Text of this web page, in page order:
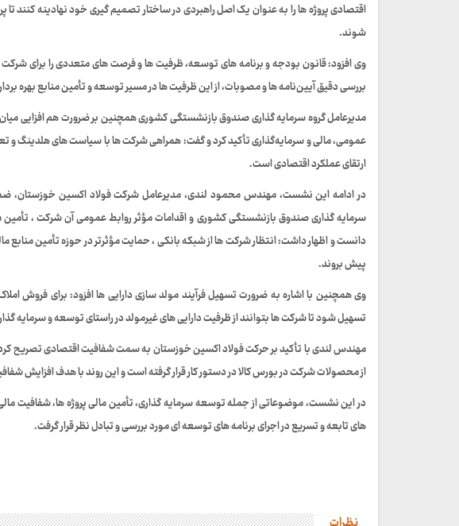
اقتصادی پروژه‌ ها را به‌ عنوان یک اصل راهبردی در ساختار تصمیم‌ گیری خود نهادینه کنند
شوند.
وی افزود: قانون بودجه و برنامه‌ های توسعه، ظرفیت‌ ها و فرصت‌ های متعددی را برای
بررسی دقیق آیین‌نامه‌ ها و مصوبات، از این ظرفیت‌ ها در مسیر توسعه و تأمین منابع بهره‌
مدیرعامل گروه سرمایه گذاری صندوق بازنشستگی کشوری همچنین بر ضرورت هم‌ افزایی
عمومی، مالی و سرمایه‌گذاری تأکید کرد و گفت: همراهی شرکت‌ ها با سیاست‌ های هلدینگ و
ارتقای عملکرد اقتصادی است.
در ادامه این نشست، مهندس محمود لندی، مدیرعامل شرکت فولاد اکسین خوزستان،
سرمایه گذاری صندوق بازنشستگی کشوری و اقدامات مؤثر روابط عمومی آن شرکت ،
دانست و اظهار داشت: انتظار شرکت‌ ها از شبکه بانکی ، حمایت مؤثرتر در حوزه تأمین منابع
پیش بروند.
وی همچنین با اشاره به ضرورت تسهیل فرآیند مولد سازی دارایی‌ ها افزود: برای فروش
تسهیل شود تا شرکت‌ ها بتوانند از ظرفیت دارایی‌ های غیرمولد در راستای توسعه و سرمایه‌
مهندس لندی با تأکید بر حرکت فولاد اکسین خوزستان به سمت شفافیت اقتصادی تصریح
از محصولات شرکت در بورس کالا در دستور کار قرار گرفته است و این روند با هدف افزایش
در این نشست، موضوعاتی از جمله توسعه سرمایه‌ گذاری، تأمین مالی پروژه‌ ها، شفافیت
های تابعه و تسریع در اجرای برنامه‌ های توسعه‌ ای مورد بررسی و تبادل نظر قرار گرفت.